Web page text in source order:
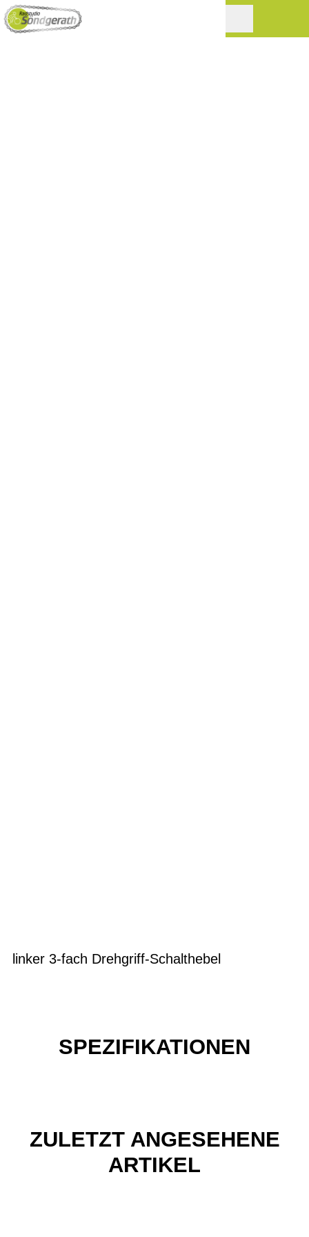
linker 3-fach Drehgriff-Schalthebel
SPEZIFIKATIONEN
ZULETZT ANGESEHENE
ARTIKEL